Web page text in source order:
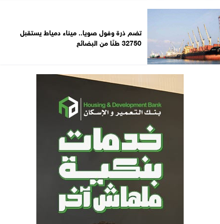
تضم ذرة وفول صويا.. ميناء دمياط يستقبل
32750 طنًا من البضائع